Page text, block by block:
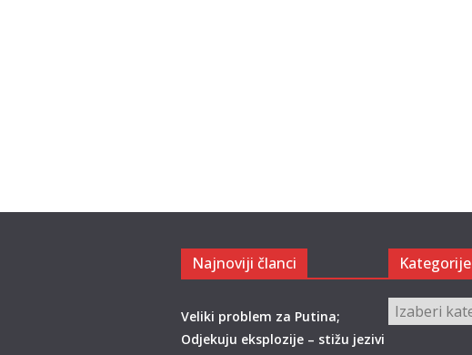
Najnoviji članci
Veliki problem za Putina;
Odjekuju eksplozije – stižu jezivi
Kategorije
Kategorije